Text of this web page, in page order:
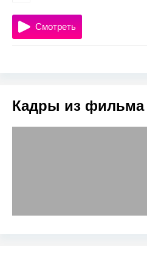
Смотреть
Кадры из фильма